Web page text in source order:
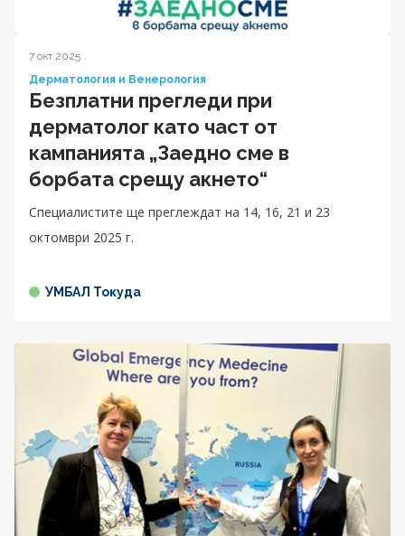
7 окт 2025
Дерматология и Венерология
Безплатни прегледи при
дерматолог като част от
кампанията „Заедно сме в
борбата срещу акнето“
Специалистите ще преглеждат на 14, 16, 21 и 23
октомври 2025 г.
УМБАЛ Токуда